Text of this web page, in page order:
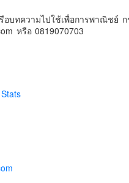
อบทความไปใช้เพื่อการพาณิชย์
หรือ 0819070703